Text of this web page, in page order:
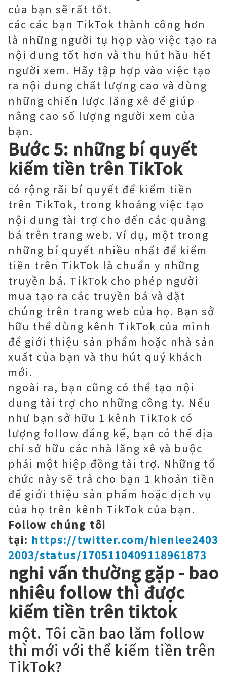
của bạn sẽ rất tốt.
các các bạn TikTok thành công hơn
là những người tụ họp vào việc tạo ra
nội dung tốt hơn và thu hút hầu hết
người xem. Hãy tập hợp vào việc tạo
ra nội dung chất lượng cao và dùng
những chiến lược lăng xê để giúp
nâng cao số lượng người xem của
bạn.
Bước 5: những bí quyết
kiếm tiền trên TikTok
có rộng rãi bí quyết để kiếm tiền
trên TikTok, trong khoảng việc tạo
nội dung tài trợ cho đến các quảng
bá trên trang web. Ví dụ, một trong
những bí quyết nhiều nhất để kiếm
tiền trên TikTok là chuẩn y những
truyền bá. TikTok cho phép người
mua tạo ra các truyền bá và đặt
chúng trên trang web của họ. Bạn sở
hữu thể dùng kênh TikTok của mình
để giới thiệu sản phẩm hoặc nhà sản
xuất của bạn và thu hút quý khách
mới.
ngoài ra, bạn cũng có thể tạo nội
dung tài trợ cho những công ty. Nếu
như bạn sở hữu 1 kênh TikTok có
lượng follow đáng kể, bạn có thể địa
chỉ sở hữu các nhà lăng xê và buộc
phải một hiệp đồng tài trợ. Những tổ
chức này sẽ trả cho bạn 1 khoản tiền
để giới thiệu sản phẩm hoặc dịch vụ
của họ trên kênh TikTok của bạn.
Follow chúng tôi
tại: https://twitter.com/hienlee2403
2003/status/1705110409118961873
nghi vấn thường gặp - bao
nhiêu follow thì được
kiếm tiền trên tiktok
một. Tôi cần bao lăm follow
thì mới với thể kiếm tiền trên
TikTok?